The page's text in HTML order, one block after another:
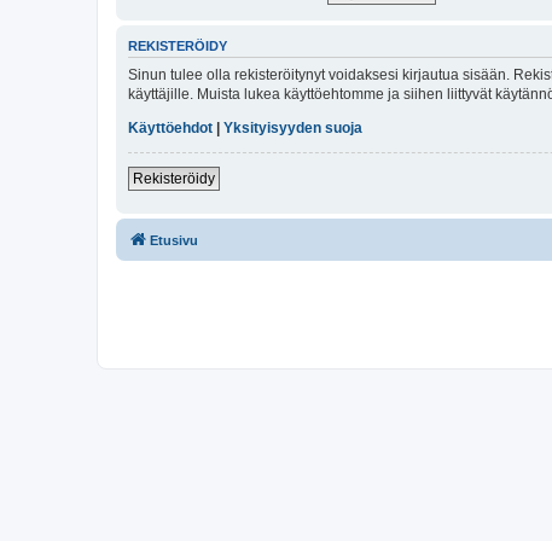
REKISTERÖIDY
Sinun tulee olla rekisteröitynyt voidaksesi kirjautua sisään.
käyttäjille. Muista lukea käyttöehtomme ja siihen liittyvät
Käyttöehdot | Yksityisyyden suoja
Rekisteröidy
Etusivu